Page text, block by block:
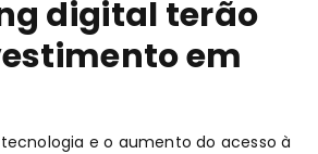
digital terão
em
e o aumento do acesso à